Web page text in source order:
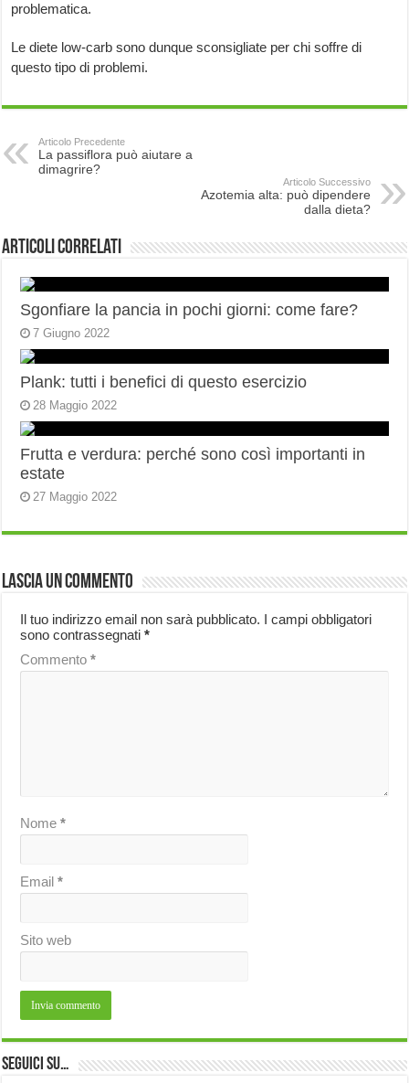
problematica.
Le diete low-carb sono dunque sconsigliate per chi soffre di
questo tipo di problemi.
Articolo Precedente
La passiflora può aiutare a
dimagrire?
Articolo Successivo
Azotemia alta: può dipendere
dalla dieta?
Articoli correlati
Sgonfiare la pancia in pochi giorni: come fare?
7 Giugno 2022
Plank: tutti i benefici di questo esercizio
28 Maggio 2022
Frutta e verdura: perché sono così importanti in
estate
27 Maggio 2022
Lascia un commento
Il tuo indirizzo email non sarà pubblicato. I campi obbligatori
sono contrassegnati*
Commento*
Nome*
Email*
Sito web
Seguici su…